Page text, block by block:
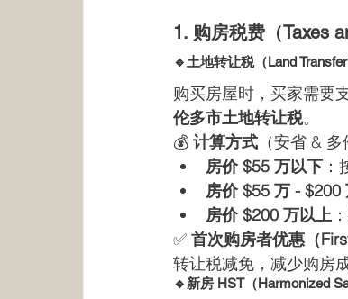
1. 购房税费（Taxes
🔹土地转让税（Land Transfer
购买房屋时，买家需要
伦多市土地转让税。
💰 计算方式 （安省 &
房价 $55 万以下 ：
房价 $55 万 - $200
房价 $200 万以上
✅ 首次购房者优惠（
转让税减免，减少购房成
🔹新房 HST（Harmonized